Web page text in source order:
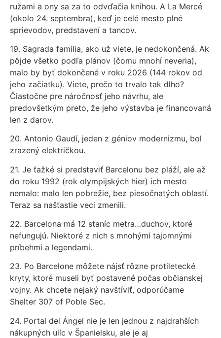
ružami a ony sa za to odvďačia knihou. A La Mercé
(okolo 24. septembra), keď je celé mesto plné
sprievodov, predstavení a tancov.
19. Sagrada familia, ako už viete, je nedokončená. Ak
pôjde všetko podľa plánov (čomu mnohí neveria),
malo by byť dokončené v roku 2026 (144 rokov od
jeho začiatku). Viete, prečo to trvalo tak dlho?
Čiastočne pre náročnosť jeho návrhu, ale
predovšetkým preto, že jeho výstavba je financovaná
len z darov.
20. Antonio Gaudí, jeden z géniov modernizmu, bol
zrazený električkou.
21. Je ťažké si predstaviť Barcelonu bez pláží, ale až
do roku 1992 (rok olympijských hier) ich mesto
nemalo: malo len pobrežie, bez piesočnatých oblastí.
Teraz sa našťastie veci zmenili.
22. Barcelona má 12 staníc metra…duchov, ktoré
nefungujú. Niektoré z nich s mnohými tajomnými
príbehmi a legendami.
23. Po Barcelone môžete nájsť rôzne protiletecké
kryty, ktoré museli byť postavené počas občianskej
vojny. Ak chcete nejaký navštíviť, odporúčame
Shelter 307 of Poble Sec.
24. Portal del Ángel nie je len jednou z najdrahších
nákupných ulíc v Španielsku, ale je aj